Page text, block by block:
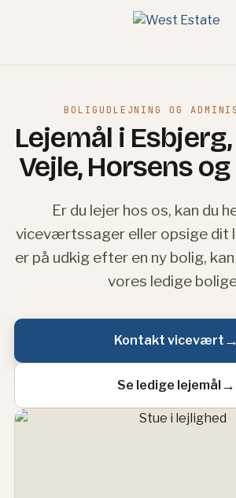
to
BOLIGUDLEJNING OG
Lejemål i
Vejle, Horsens
Er du lejer hos os, kan du
viceværtssager eller opsige dit
er på udkig efter en ny bolig,
vores ledige
Kontakt vicevært →
Se ledige lejemål→